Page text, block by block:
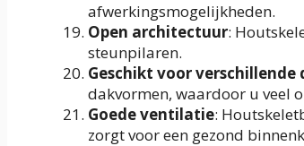
afwerkingsmogelijkheden.
Open architectuur:
steunpilaren.
Geschikt voor verschillende
dakvormen, waardoor u veel
Goede ventilatie:
zorgt voor een gezond